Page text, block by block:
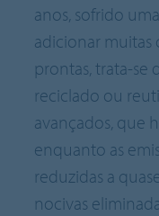
anos, sofrido
adicionar muitas
prontas, trata-
reciclado ou
avançados, que
enquanto as
reduzidas a
nocivas